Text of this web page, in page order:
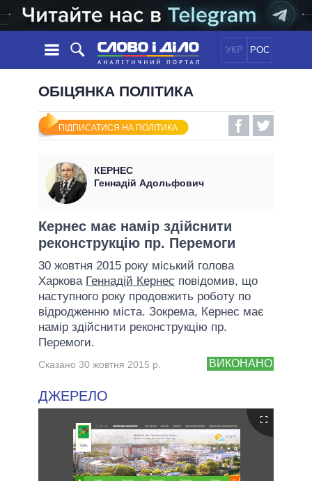
УКР РОС
НОВИНИ
СТРІЧКА
ПОДІЇ
СТАТТІ
ДУМКИ
ОГЛЯДИ
ДАЙДЖЕСТИ
ПОЛІТИКА
ЕКОНОМІКА
СВІТ
ОБIЦЯНКИ
УСІ ПОЛІТИКИ
ПРЕЗИДЕНТ І ОФІС
ВЕРХОВНА РАДА
КАБІНЕТ МІНІСТРІВ
ГОЛОВИ ОБЛАДМІНІСТРАЦІЙ
МЕРИ МІСТ
ВСІ ПЕРСОНИ
ІНФОГРАФІКА
ПІДТРИМАТИ
ПОРІВНЯННЯ ПОЛІТИКІВ
ОБІЦЯНКА ПОЛІТИКА
ПІДПИСАТИСЯ НА ПОЛІТИКА
КЕРНЕС
Геннадій Адольфович
Кернес має намір здійснити
реконструкцію пр. Перемоги
30 жовтня 2015 року міський голова
Харкова Геннадій Кернес повідомив, що
наступного року продовжить роботу по
відродженню міста. Зокрема, Кернес має
намір здійснити реконструкцію пр.
Перемоги.
ВИКОНАНО
Сказано 30 жовтня 2015 р.
ДЖЕРЕЛО